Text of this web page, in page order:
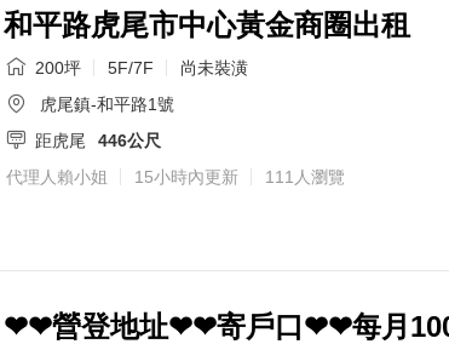
和平路虎尾市中心黃金商圈出租
200坪 5F/7F
尚未裝潢
虎尾鎮-和平路1號
距虎尾
446公尺
代理人賴小姐
15小時內更新 111人瀏覽
❤❤營登地址❤❤寄戶口❤❤每月